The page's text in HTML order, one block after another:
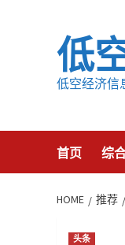
低
低空经济信
首页 综
HOME 推荐
头条